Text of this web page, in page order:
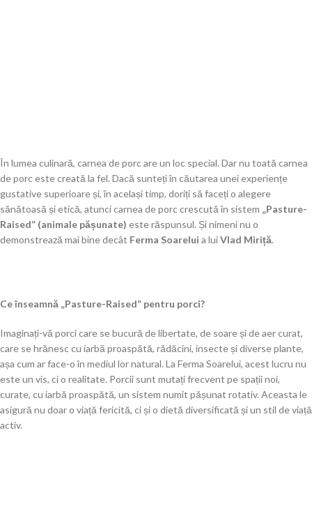
În lumea culinară, carnea de porc are un loc special. Dar nu toată carnea
de porc este creată la fel. Dacă sunteți în căutarea unei experiențe
gustative superioare și, în același timp, doriți să faceți o alegere
sănătoasă și etică, atunci carnea de porc crescută în sistem „Pasture-
Raised” (animale pășunate) este răspunsul. Și nimeni nu o
demonstrează mai bine decât Ferma Soarelui a luiVlad Miriță.
Ce înseamnă „Pasture-Raised” pentru porci?
Imaginați-vă porci care se bucură de libertate, de soare și de aer curat,
care se hrănesc cu iarbă proaspătă, rădăcini, insecte și diverse plante,
așa cum ar face-o în mediul lor natural. La Ferma Soarelui, acest lucru nu
este un vis, ci o realitate. Porcii sunt mutați frecvent pe spații noi,
curate, cu iarbă proaspătă, un sistem numit pășunat rotativ. Aceasta le
asigură nu doar o viață fericită, ci și o dietă diversificată și un stil de viață
activ.